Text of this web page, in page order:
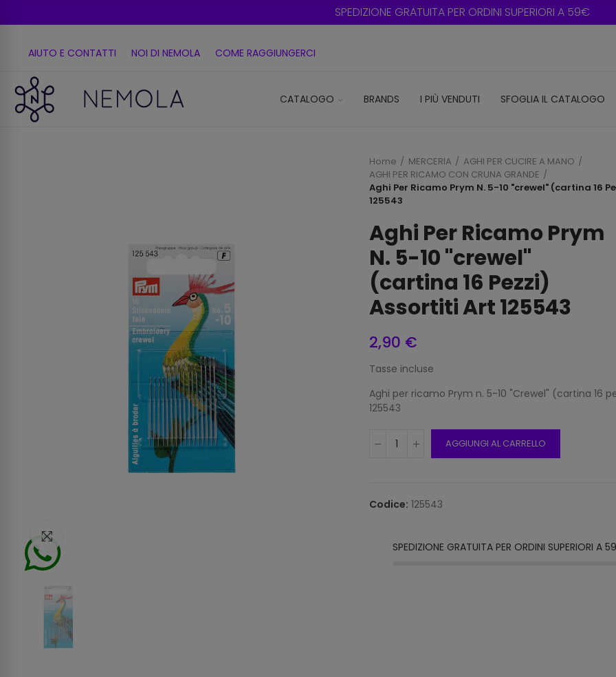
SPEDIZIONE GRATUITA PER ORDINI SUPERIORI A 59€
AIUTO E CONTATTI NOI DI NEMOLA COME RAGGIUNGERCI
CATALOGO BRANDS I PIÙ VENDUTI SFOGLIA IL CATALOGO
Home MERCERIA
AGHI PER CUCIRE A MANO
AGHI PER RICAMO CON CRUNA GRANDE
Aghi Per Ricamo Prym N. 5-10 "crewel" (cartina 16
125543
Aghi Per Ricamo Prym
N. 5-10 "crewel"
(cartina 16 Pezzi)
Assortiti Art 125543
2,90 €
Tasse incluse
Aghi per ricamo Prym n. 5-10 "Crewel" (cartina 16
125543
AGGIUNGI AL CARRELLO
Codice: 125543
SPEDIZIONE GRATUITA PER ORDINI SUPERIORI A
Beige